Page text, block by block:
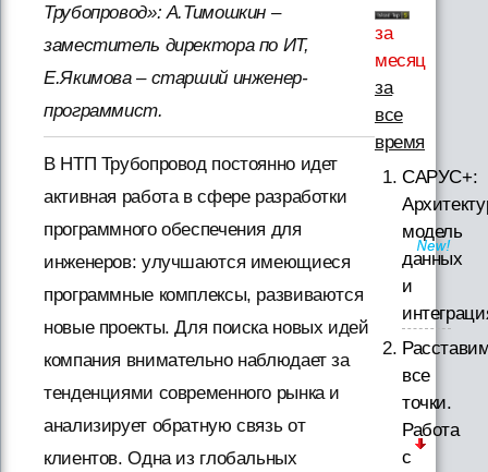
Трубопровод»: А.Тимошкин –
заместитель директора по ИТ,
Е.Якимова – старший инженер-
программист.
В НТП Трубопровод постоянно идет
активная работа в сфере разработки
программного обеспечения для
инженеров: улучшаются имеющиеся
программные комплексы, развиваются
новые проекты. Для поиска новых идей
компания внимательно наблюдает за
тенденциями современного рынка и
анализирует обратную связь от
клиентов. Одна из глобальных
за
месяц
за
все
время
САРУС+:
модель
данных
и
все
точки.
Работа
с